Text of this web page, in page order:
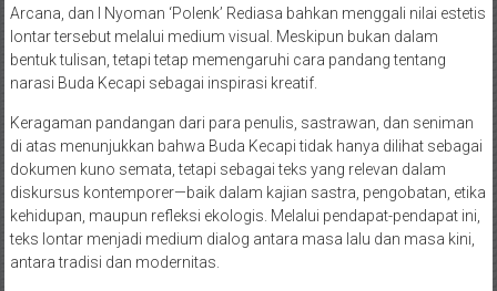
Arcana, dan I Nyoman ‘Polenk’ Rediasa bahkan menggali nilai estetis
lontar tersebut melalui medium visual. Meskipun bukan dalam
bentuk tulisan, tetapi tetap memengaruhi cara pandang tentang
narasi Buda Kecapi sebagai inspirasi kreatif.
Keragaman pandangan dari para penulis, sastrawan, dan seniman
di atas menunjukkan bahwa Buda Kecapi tidak hanya dilihat sebagai
dokumen kuno semata, tetapi sebagai teks yang relevan dalam
diskursus kontemporer—baik dalam kajian sastra, pengobatan, etika
kehidupan, maupun refleksi ekologis. Melalui pendapat-pendapat ini,
teks lontar menjadi medium dialog antara masa lalu dan masa kini,
antara tradisi dan modernitas.